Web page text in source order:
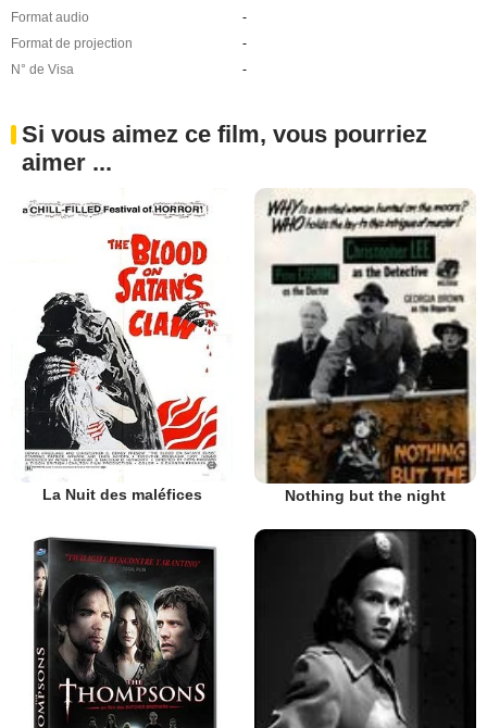
Format audio
-
Format de projection
-
N° de Visa
-
Si vous aimez ce film, vous pourriez
aimer ...
La Nuit des maléfices Nothing but the night